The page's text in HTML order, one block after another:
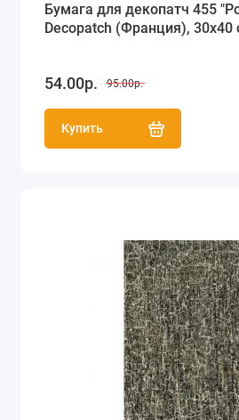
Бумага для декопатч 455
Decopatch (Франция), 30х40
54.00р. 95.00р.
Купить